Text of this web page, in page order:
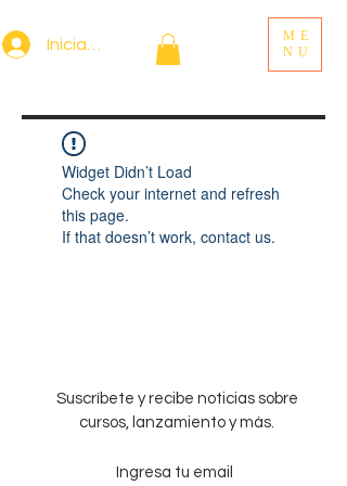
Iniciar sesión
ME
NU
Widget Didn’t Load
Check your internet and refresh
this page.
If that doesn’t work, contact us.
Suscríbete y recibe noticias sobre
cursos, lanzamiento y más.